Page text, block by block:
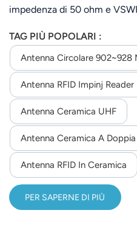
impedenza di 50 ohm e
connettori personalizzabili.
TAG PIÙ POPOLARI :
Antenna Circolare 902~928
Antenna RFID Impinj Reader
Antenna Ceramica UHF
Antenna Ceramica A
Antenna RFID In Ceramica
PER SAPERNE DI PIÙ